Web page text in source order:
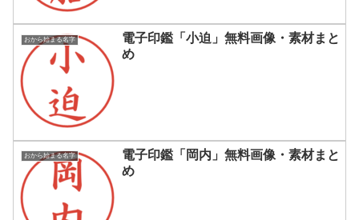
おから始まる名字
電子印鑑「小迫」無料画像・素材まと
め
おから始まる名字
電子印鑑「岡内」無料画像・素材まと
め